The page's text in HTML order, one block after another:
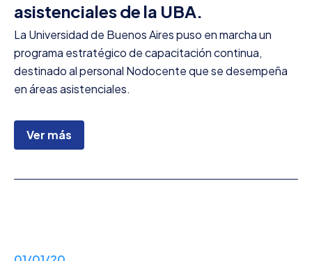
asistenciales de la UBA.
La Universidad de Buenos Aires puso en marcha un
programa estratégico de capacitación continua,
destinado al personal Nodocente que se desempeña
en áreas asistenciales.
Ver más